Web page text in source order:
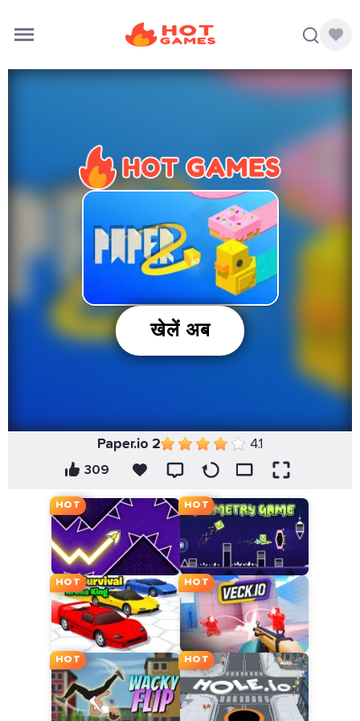
Paper.io 2 4.1
309
HOT HOT
HOT HOT
HOT HOT